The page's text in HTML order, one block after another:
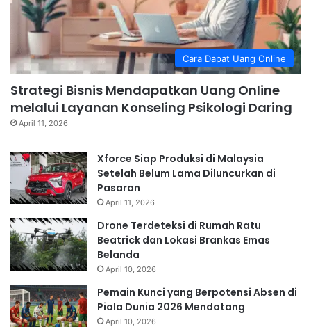
Cara Dapat Uang Online
Strategi Bisnis Mendapatkan Uang Online
melalui Layanan Konseling Psikologi Daring
April 11, 2026
Xforce Siap Produksi di Malaysia
Setelah Belum Lama Diluncurkan di
Pasaran
April 11, 2026
Drone Terdeteksi di Rumah Ratu
Beatrick dan Lokasi Brankas Emas
Belanda
April 10, 2026
Pemain Kunci yang Berpotensi Absen di
Piala Dunia 2026 Mendatang
April 10, 2026